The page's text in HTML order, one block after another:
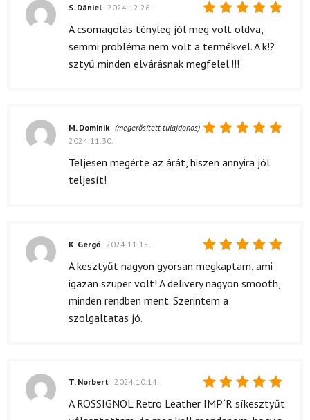
Értékelés:
5
S. Dániel 2024.12.26.
A csomagolás tényleg jól meg volt oldva,
semmi probléma nem volt a termékvel. A k!?
sztyű minden elvárásnak megfelel.!!!
5/ 5
M. Dominik (megerősített tulajdonos)
2024.11.30.
Teljesen megérte az árát, hiszen annyira jól
teljesít!
Értékelés:
5/ 5
K. Gergő 2024.11.15.
A kesztyűt nagyon gyorsan megkaptam, ami
igazan szuper volt! A delivery nagyon smooth,
minden rendben ment. Szerintem a
szolgaltatas jó.
Értékelés:
T. Norbert 2024.10.14.
A ROSSIGNOL Retro Leather IMP`R síkesztyűt